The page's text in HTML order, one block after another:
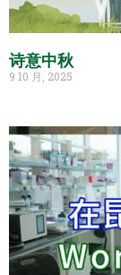
诗意中秋
9 10 月, 2025